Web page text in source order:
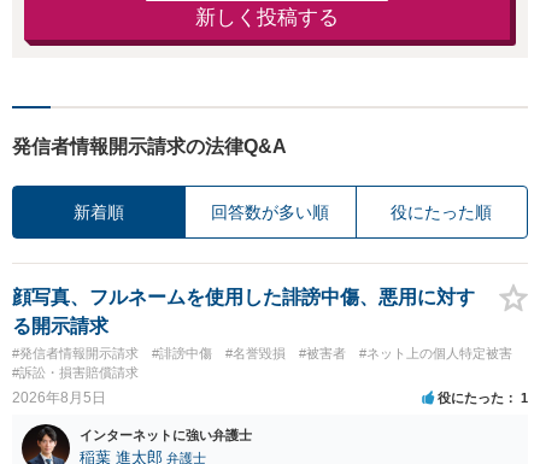
新しく投稿する
発信者情報開示請求の法律Q&A
新着順 回答数が多い順 役にたった順
顔写真、フルネームを使用した誹謗中傷、悪用に対す
る開示請求
#発信者情報開示請求 #誹謗中傷 #名誉毀損 #被害者
#ネット上の個人特定被害
#訴訟・損害賠償請求
2026年8月5日 役にたった 1
インターネットに強い弁護士
稲葉 進太郎 弁護士